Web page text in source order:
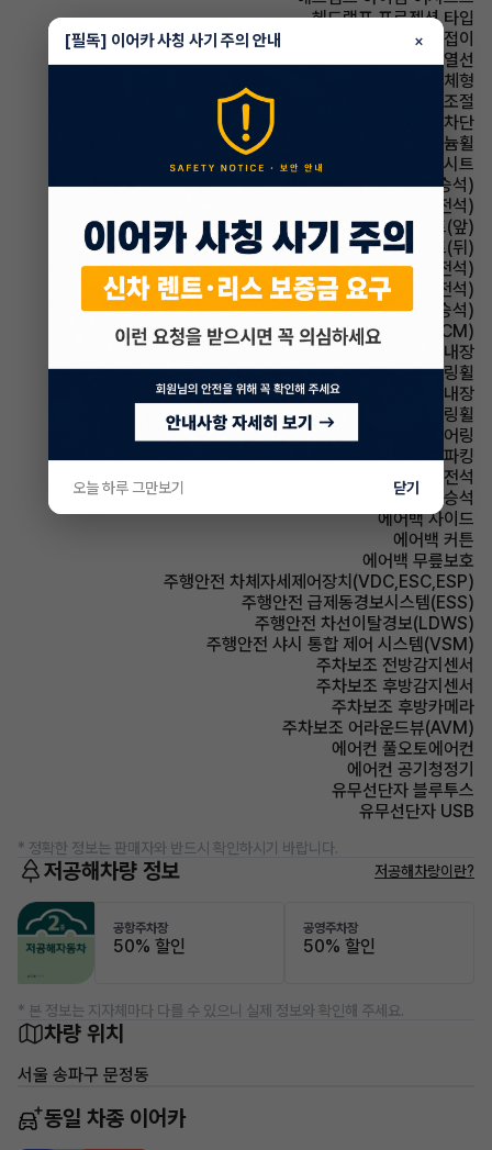
헤드램프 프로젝션 타입
사이드미러 전동접이
사이드미러 열선
사이드미러 방향지시등 일체형
사이드미러 후진각도조절
윈드실드(앞유리) 자외선 차단
휠타이어 알루미늄휠
시트 가죽시트
시트 전동시트(동승석)
시트 전동시트(운전석)
시트 열선시트(앞)
시트 열선시트(뒤)
시트 메모리시트(운전석)
시트 통풍시트(운전석)
시트 통풍시트(동승석)
룸미러 전자식 룸미러(ECM)
룸미러 하이패스 내장
스티어링휠 가죽스티어링휠
스티어링휠 열선내장
스티어링휠 속도감응식 스티어링휠
스티어링휠 텔레스코픽 스티어링
파킹 전자식 파킹
에어백 운전석
에어백 동승석
에어백 사이드
에어백 커튼
에어백 무릎보호
주행안전 차체자세제어장치(VDC,ESC,ESP)
주행안전 급제동경보시스템(ESS)
주행안전 차선이탈경보(LDWS)
주행안전 샤시 통합 제어 시스템(VSM)
주차보조 전방감지센서
주차보조 후방감지센서
주차보조 후방카메라
주차보조 어라운드뷰(AVM)
에어컨 풀오토에어컨
에어컨 공기청정기
유무선단자 블루투스
유무선단자 USB
* 정확한 정보는 판매자와 반드시 확인하시기 바랍니다.
저공해차량 정보 저공해차량이란?
공항주차장
50% 할인
공영주차장
50% 할인
* 본 정보는 지자체마다 다를 수 있으니 실제 정보와 확인해 주세요.
차량 위치
서울 송파구 문정동
동일 차종 이어카
[필독] 이어카 사칭 사기 주의 안내 ×
오늘 하루 그만보기 닫기